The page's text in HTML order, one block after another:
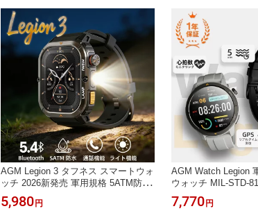
AGM Legion 3 タフネス スマートウォ
ッチ 2026新発売 軍用規格 5ATM防水
IP68防塵 1.95インチ画面 高解像度A
MOLEDディスプレイ 懐中電灯 100種
5,980円
AGM Watch Legion
ウォッチ MIL-STD-
43インチAMOLED
運動モード 24時間心
7,770円